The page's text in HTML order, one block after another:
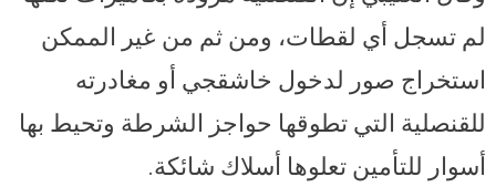
لم تسجل أي لقطات، ومن ثم من غير الممكن
استخراج صور لدخول خاشقجي أو مغادرته
للقنصلية التي تطوقها حواجز الشرطة وتحيط بها
أسوار للتأمين تعلوها أسلاك شائكة.